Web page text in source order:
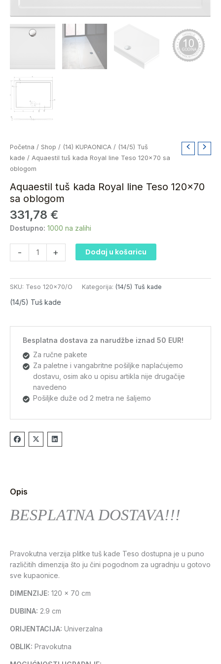
Početna / Shop / (14) KUPAONICA / (14/5) Tuš
kade / Aquaestil tuš kada Royal line Teso 120×70 sa
oblogom
Aquaestil tuš kada Royal line Teso 120×70
sa oblogom
331,78 €
Dostupno: 1000 na zalihi
-
Aquaestil
tuš
kada
line
Teso
120x70
oblogom
količina
+ Dodaj u košaricu
SKU: Teso 120x70/O Kategorija: (14/5) Tuš kade
(14/5) Tuš kade
Besplatna dostava za narudžbe iznad 50 EUR!
Za ručne pakete
Za paletne i vangabritne pošiljke naplaćujemo
dostavu, osim ako u opisu artikla nije drugačije
navedeno
Pošiljke duže od 2 metra ne šaljemo
Opis
BESPLATNA DOSTAVA!!!
Pravokutna verzija plitke tuš kade Teso dostupna je u puno
različitih dimenzija što ju čini pogodnom za ugradnju u gotovo
sve kupaonice.
DIMENZIJE: 120 x 70 cm
DUBINA: 2.9 cm
ORIJENTACIJA: Univerzalna
OBLIK: Pravokutna